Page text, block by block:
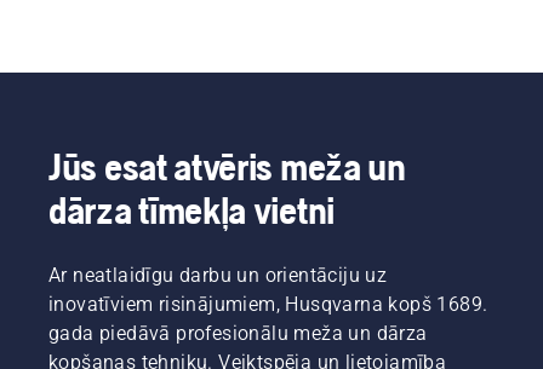
Jūs esat atvēris meža un
dārza tīmekļa vietni
Ar neatlaidīgu darbu un orientāciju uz
inovatīviem risinājumiem, Husqvarna kopš 1689.
gada piedāvā profesionālu meža un dārza
kopšanas tehniku. Veiktspēja un lietojamība